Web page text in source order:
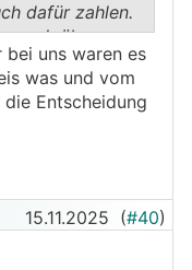
dafür zahlen.
noch übers
sehr schwierig.
so viel
aber was kostet
uns waren es
was und vom
Entscheidung
15.11.2025 (#40)